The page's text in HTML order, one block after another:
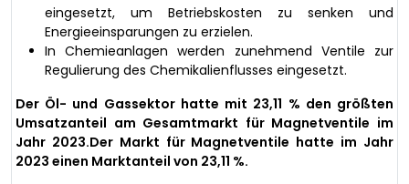
eingesetzt, um Betriebskosten zu senken und
Energieeinsparungen zu erzielen.
In Chemieanlagen werden zunehmend Ventile zur
Regulierung des Chemikalienflusses eingesetzt.
Der Öl- und Gassektor hatte mit 23,11 % den größten
Umsatzanteil am Gesamtmarkt für Magnetventile im
Jahr 2023.Der Markt für Magnetventile hatte im Jahr
2023 einen Marktanteil von 23,11 %.